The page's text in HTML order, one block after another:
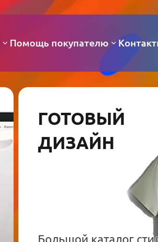
Помощь покупателю
ГОТОВЫЙ
ДИЗАЙН
Большой каталог